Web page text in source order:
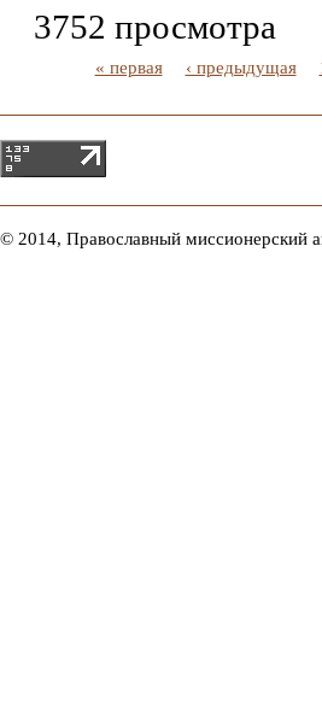
3752 просмотра
« первая ‹ предыдущая
© 2014, Православный миссионерский